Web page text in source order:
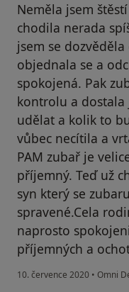
Neměla jsem
chodila nerada
jsem se
objednala se a
spokojená. Pak
kontrolu a dostala
udělat a kolik to
vůbec necítila a
PAM zubař je
příjemný. Teď už
syn který se
spravené.Cela
naprosto
příjemných a
10. července 2020 • Omni